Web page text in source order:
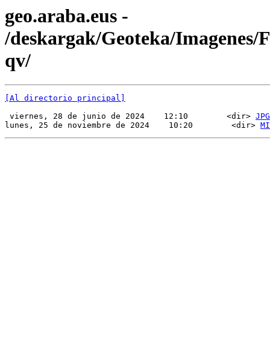
geo.araba.eus -
/deskargak/Geoteka/Imagenes/
qv/
[Al directorio principal]
viernes, 28 de junio de 2024    12:10        <dir> JPG
lunes, 25 de noviembre de 2024    10:20        <dir>